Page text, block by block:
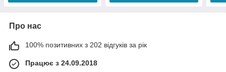
Про нас
100% позитивних з 202 відгуків за рік
Працює з 24.09.2018